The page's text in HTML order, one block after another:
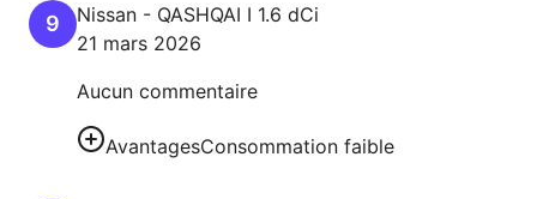
9 Nissan - QASHQAI I 1.6 dCi
21 mars 2026
Aucun commentaire
AvantagesConsommation faible